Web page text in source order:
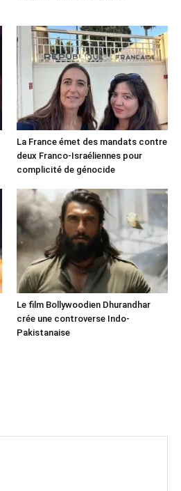
La France émet des mandats contre
deux Franco-Israéliennes pour
complicité de génocide
Le film Bollywoodien Dhurandhar
crée une controverse Indo-
Pakistanaise